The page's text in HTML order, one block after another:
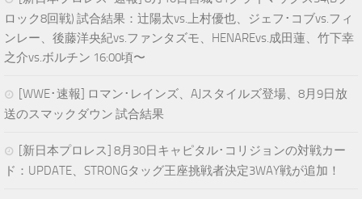
ロック8回戦) 試合結果：辻陽太vs.上村優也、ジェフ･コブvs.フィ
ンレー、後藤洋央紀vs.ファンタズモ、HENAREvs.成田蓮、竹下幸
之介vs.ボルチン 16:00頃〜
[WWE･速報] ロマン･レインズ、AJスタイルズ登場、8月9日放
送のスマックダウン 試合結果
[新日本プロレス] 8月30日キャピタル･コリジョンの対戦カー
ド：UPDATE、STRONGタッグ王座挑戦者決定3WAY戦が追加！